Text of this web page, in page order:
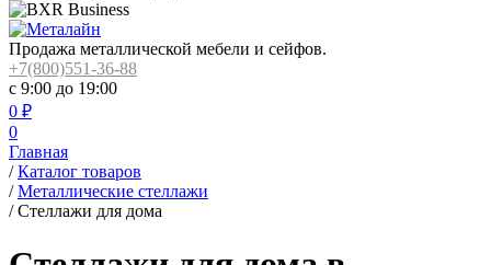
Продажа металлической мебели и сейфов.
+7(800)551-36-88
с 9:00 до 19:00
0 ₽
0
Главная
/ Каталог товаров
/ Металлические стеллажи
/ Стеллажи для дома